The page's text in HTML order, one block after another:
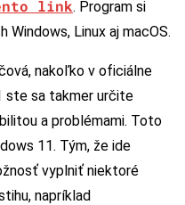
link. Program si
Linux aj macOS.
nakoľko v oficiálne
ste sa takmer určite
a problémami. Toto
11. Tým, že ide
vyplniť niektoré
napríklad